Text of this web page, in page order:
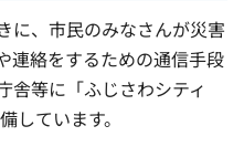
に、市民のみなさんが災害
連絡をするための通信手段
舎等に「ふじさわシティ
しています。